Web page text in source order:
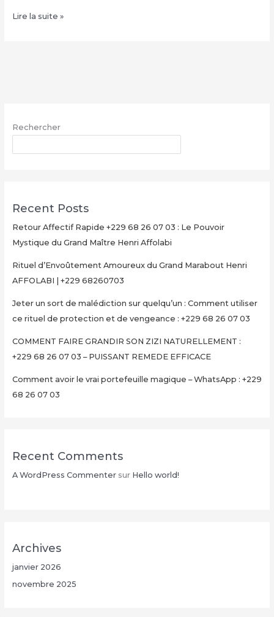
La
Henri
–
et
Ultra-
Rapide
Multiplier
Votre
Minutes
+229
26
07
Lire la suite »
Rechercher
Recent Posts
Retour Affectif Rapide +229 68 26 07 03 : Le Pouvoir
Mystique du Grand Maître Henri Affolabi
Rituel d’Envoûtement Amoureux du Grand Marabout Henri
AFFOLABI | +229 68260703
Jeter un sort de malédiction sur quelqu’un : Comment utiliser
ce rituel de protection et de vengeance : +229 68 26 07 03
COMMENT FAIRE GRANDIR SON ZIZI NATURELLEMENT :
+229 68 26 07 03 – PUISSANT REMEDE EFFICACE
Comment avoir le vrai portefeuille magique – WhatsApp : +229
68 26 07 03
Recent Comments
A WordPress Commentersur Hello world!
Archives
janvier 2026
novembre 2025